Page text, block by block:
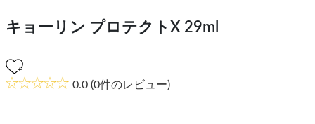
キョーリン プロテクトX 29ml
0.0 (0件のレビュー)